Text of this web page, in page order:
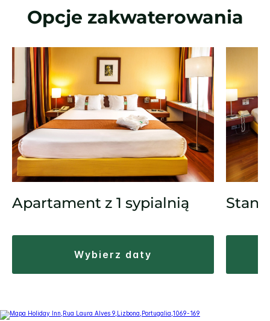
Opcje zakwaterowania
Apartament z 1 sypialnią
wybierz daty